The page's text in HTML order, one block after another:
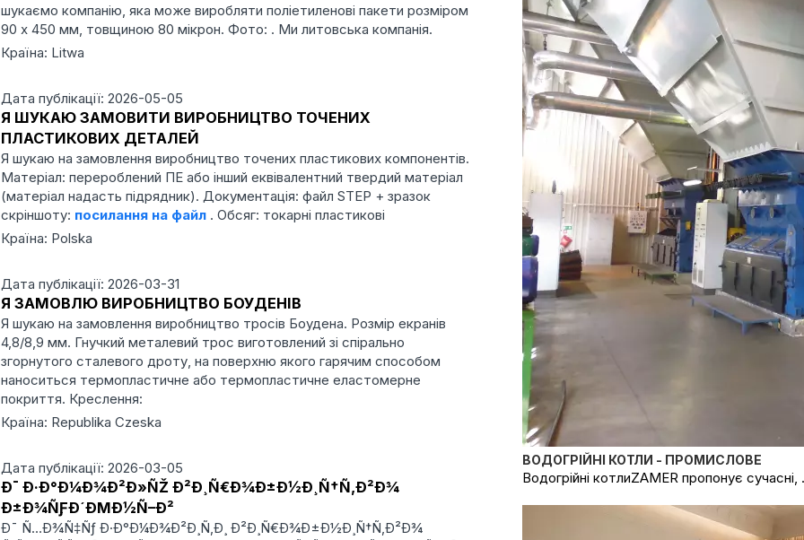
шукаємо компанію, яка може виробляти поліетиленові пакети розміром
90 x 450 мм, товщиною 80 мікрон. Фото: . Ми литовська компанія.
Країна: Litwa
Дата публікації: 2026-05-05
Я ШУКАЮ ЗАМОВИТИ ВИРОБНИЦТВО ТОЧЕНИХ
ПЛАСТИКОВИХ ДЕТАЛЕЙ
Я шукаю на замовлення виробництво точених пластикових компонентів.
Матеріал: перероблений ПЕ або інший еквівалентний твердий матеріал
(матеріал надасть підрядник). Документація: файл STEP + зразок
скріншоту: посилання на файл . Обсяг: токарні пластикові
Країна: Polska
Дата публікації: 2026-03-31
Я ЗАМОВЛЮ ВИРОБНИЦТВО БОУДЕНІВ
Я шукаю на замовлення виробництво тросів Боудена. Розмір екранів
4,8/8,9 мм. Гнучкий металевий трос виготовлений зі спірально
згорнутого сталевого дроту, на поверхню якого гарячим способом
наноситься термопластичне або термопластичне еластомерне
покриття. Креслення:
Країна: Republika Czeska
Дата публікації: 2026-03-05
Ð¯ Ð·Ð°Ð¼Ð¾Ð²Ð»ÑŽ Ð²Ð¸Ñ€Ð¾Ð±Ð½Ð¸Ñ†Ñ‚Ð²Ð¾
Ð±Ð¾ÑƑÐ´ÐΜÐ½Ñ–Ð²
Ð¯ Ñ…Ð¾Ñ‡Ñƒ Ð·Ð°Ð¼Ð¾Ð²Ð¸Ñ‚Ð¸ Ð²Ð¸Ñ€Ð¾Ð±Ð½Ð¸Ñ†Ñ‚Ð²Ð¾
ВОДОГРІЙНІ КОТЛИ - ПРОМИСЛОВЕ
Водогрійні котлиZAMER пропонує сучасні,